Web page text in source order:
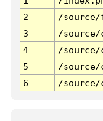
2
/
3
/
4
/
5
/
6
/